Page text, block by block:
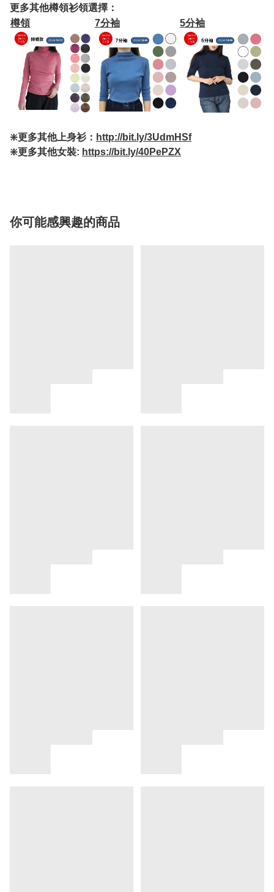
更多其他樽領衫領選擇：
樽領
7分袖 5分袖
❇️更多其他上身衫： http://bit.ly/3UdmHSf
❇️更多其他女裝: https://bit.ly/40PePZX
你可能感興趣的商品